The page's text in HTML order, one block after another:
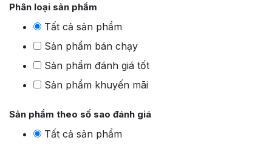
Phân loại sản phẩm
Tất cả sản phẩm
Sản phẩm bán chạy
Sản phẩm đánh giá tốt
Sản phẩm khuyến mãi
Sản phẩm theo số sao đánh giá
Tất cả sản phẩm